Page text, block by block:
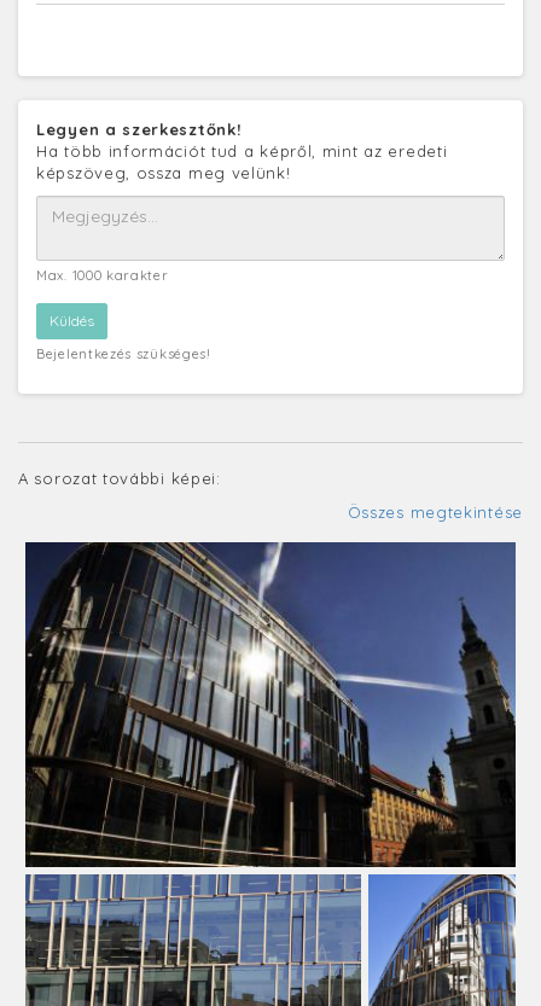
Legyen a szerkesztőnk!
Ha több információt tud a képről, mint az eredeti
képszöveg, ossza meg velünk!
Max. 1000 karakter
Bejelentkezés szükséges!
A sorozat további képei:
Összes megtekintése